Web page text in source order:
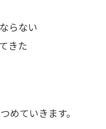
らない
きた
めていきます。